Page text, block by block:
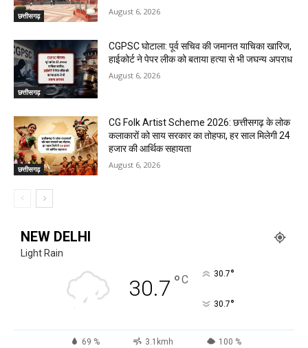
छत्तीसगढ़ August 6, 2026
छत्तीसगढ़
CGPSC घोटाला: पूर्व सचिव की जमानत याचिका खारिज,
हाईकोर्ट ने पेपर लीक को बताया हत्या से भी जघन्य अपराध
August 6, 2026
छत्तीसगढ़
CG Folk Artist Scheme 2026: छत्तीसगढ़ के लोक
कलाकारों को साय सरकार का तोहफा, हर साल मिलेगी 24
हजार की आर्थिक सहायता
August 6, 2026
NEW DELHI
Light Rain
30.7 °C 30.7°
30.7°
69 % 3.1kmh 100 %